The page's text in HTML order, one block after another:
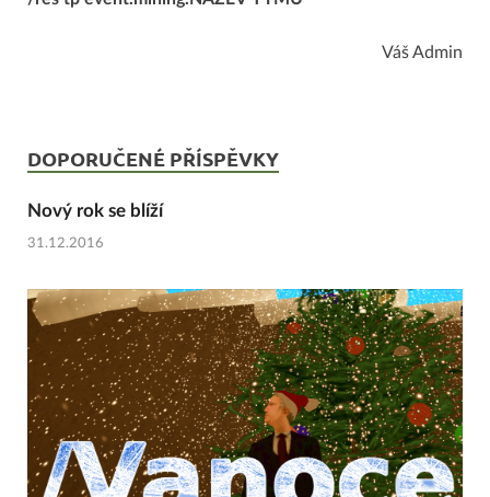
Váš Admin
DOPORUČENÉ PŘÍSPĚVKY
Nový rok se blíží
31.12.2016